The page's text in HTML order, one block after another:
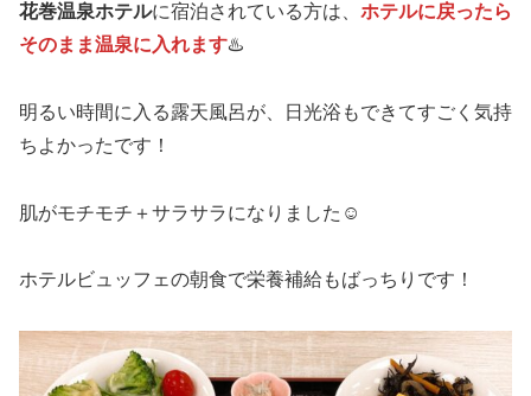
花巻温泉ホテルに宿泊されている方は、 ホテルに戻ったら
そのまま温泉に入れます♨️
明るい時間に入る露天風呂が、日光浴もできてすごく気持
ちよかったです！
肌がモチモチ＋サラサラになりました☺️
ホテルビュッフェの朝食で栄養補給もばっちりです！